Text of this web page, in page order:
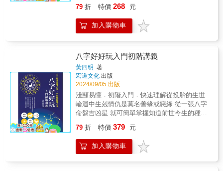
的詭異聲響究竟是…？ ★ 22 則八字解命與
人生的精闢解析！聯合推薦 米鹿 DeerDeer
| 兩性&療癒系 YouTuber 吳小米 | 職涯規劃
師 （依姓氏筆劃排序）
幾乎秒斷˙可以補足一般八字論斷的盲點
大票，有的老師卻乏人問津門前車馬稀？－－
因為名師很會教，懂得表達。同樣學八字，為
什麼有的人學五年都學不會，不得不放棄，有
書就是你的名師。 八字是起源於易經原理的一
種論命方式·是古人觀察人的生日與其一生命運
關連性最準確的一種論命工具。基本上只要有
生日的人，不論是中國人或是外國人，不都是
可以準確推算，不而無關出生地點或人種。
「八字」是中國命理學中最重大的發明·經歷了
中國幾千年的驗證，不可說是經歷了大風大
浪、無數先賢的智慧洗禮，不在不斷反覆實踐
考證之後，不才得到的重要寶貴資料，不也可
目前運用最廣、最實用的命理術。
79 折 特價 268 元
加入購物車
八字好好玩入門初階講義
黃四明 著
宏道文化 出版
2024/09/05 出版
淺顯易懂．初階入門．快速理解從投胎的生世
輪迴中生剋情仇是莫名善緣或惡緣 從一張八字
命盤吉凶星 就可簡單掌握知道前世今生的種種
命盤解自己的運勢，就讓《八字好好玩 入門初
階講義》帶你開創人生新格局！一、四明老師
的發心大願……四柱八字是中國諸多算命中最
79 折 特價 379 元
加入購物車